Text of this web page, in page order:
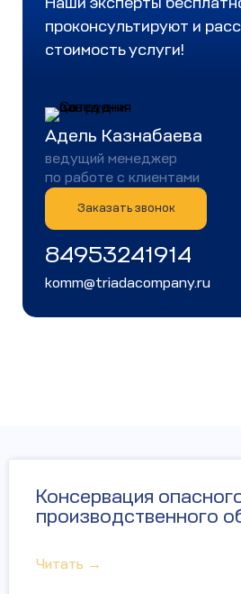
проконсультируют и
стоимость услуги!
Адель Казнабаева
ведущий менеджер
по работе с клиентами
Заказать звонок
84953241914
komm@triadacompany.ru
Консервация
производственного
Читать →